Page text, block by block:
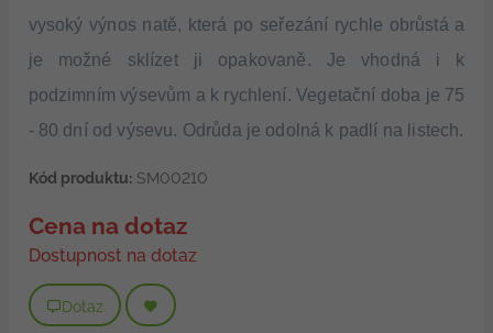
vysoký výnos natě, která po seřezání rychle obrůstá a
je možné sklízet ji opakovaně. Je vhodná i k
podzimním výsevům a k rychlení. Vegetační doba je 75
- 80 dní od výsevu. Odrůda je odolná k padlí na listech.
Kód produktu:SM00210
Cena na dotaz
Dostupnost na dotaz
Dotaz